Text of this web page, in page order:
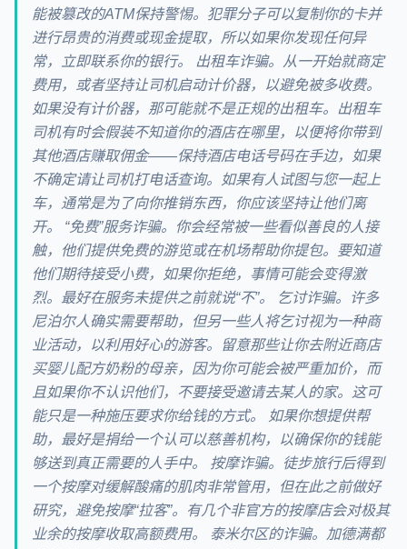
能被篡改的ATM保持警惕。犯罪分子可以复制你的卡并
进行昂贵的消费或现金提取，所以如果你发现任何异
常，立即联系你的银行。 出租车诈骗。从一开始就商定
费用，或者坚持让司机启动计价器，以避免被多收费。
如果没有计价器，那可能就不是正规的出租车。出租车
司机有时会假装不知道你的酒店在哪里，以便将你带到
其他酒店赚取佣金——保持酒店电话号码在手边，如果
不确定请让司机打电话查询。如果有人试图与您一起上
车，通常是为了向你推销东西，你应该坚持让他们离
开。 “免费”服务诈骗。你会经常被一些看似善良的人接
触，他们提供免费的游览或在机场帮助你提包。要知道
他们期待接受小费，如果你拒绝，事情可能会变得激
烈。最好在服务未提供之前就说“不”。 乞讨诈骗。许多
尼泊尔人确实需要帮助，但另一些人将乞讨视为一种商
业活动，以利用好心的游客。留意那些让你去附近商店
买婴儿配方奶粉的母亲，因为你可能会被严重加价，而
且如果你不认识他们，不要接受邀请去某人的家。这可
能只是一种施压要求你给钱的方式。 如果你想提供帮
助，最好是捐给一个认可以慈善机构，以确保你的钱能
够送到真正需要的人手中。 按摩诈骗。徒步旅行后得到
一个按摩对缓解酸痛的肌肉非常管用，但在此之前做好
研究，避免按摩“拉客”。有几个非官方的按摩店会对极其
业余的按摩收取高额费用。 泰米尔区的诈骗。加德满都